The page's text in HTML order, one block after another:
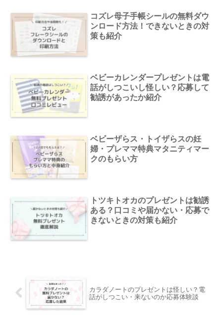
コズレ母子手帳シールの無料ダウ
ンロード方法！できないときの対
策も紹介
ベビーカレンダープレゼントは電
話がしつこいし怪しい？応募して
勧誘があったか紹介
ベビーザらス・トイザらスの妊
婦・プレママ特典マタニティマー
クのもらい方
トツキトオカのプレゼントは勧誘
ある？口コミや届かない・応募で
きないときの対策も紹介
カラダノートのプレゼントは怪しい？電
話がしつこい・来ないのか応募体験談